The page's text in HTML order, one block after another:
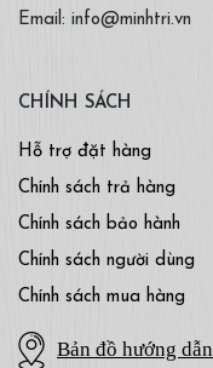
Email: info@minhtri.vn
CHÍNH SÁCH
Hỗ trợ đặt hàng
Chính sách trả hàng
Chính sách bảo hành
Chính sách người dùng
Chính sách mua hàng
Bản đồ hướng dẫn